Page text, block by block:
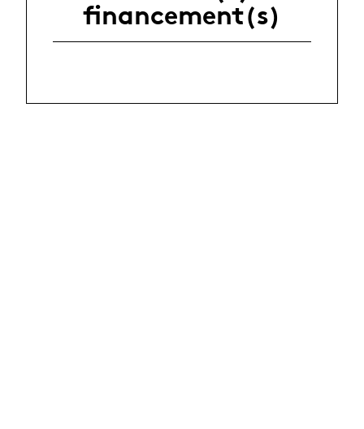
financement(s)